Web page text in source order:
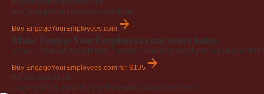
EngageYourEmployees.com
Buy EngageYourEmployees.com$195
Buy EngageYourEmployees.com
Make EngageYourEmployees.com yours today.
Secure checkout via GoDaddy. Transfer is handled directly through the world's
Buy EngageYourEmployees.com for $195
Professional Trust
Used by SEOs, marketers, and investors all over the world.